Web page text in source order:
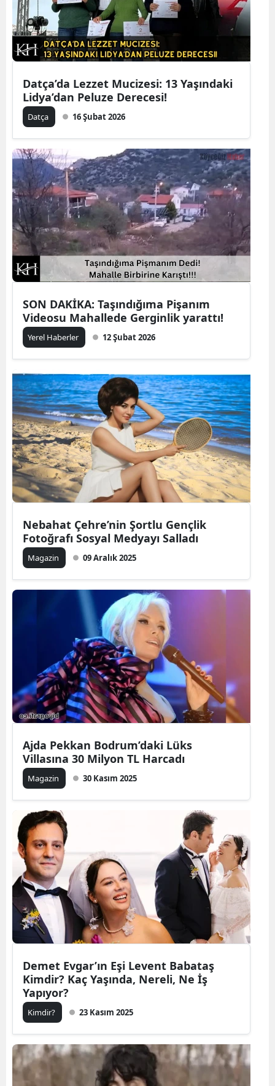
Datça’da Lezzet Mucizesi: 13 Yaşındaki
Lidya’dan Peluze Derecesi!
Datça 16 Şubat 2026
SON DAKİKA: Taşındığıma Pişanım
Videosu Mahallede Gerginlik yarattı!
Yerel Haberler 12 Şubat 2026
Nebahat Çehre’nin Şortlu Gençlik
Fotoğrafı Sosyal Medyayı Salladı
Magazin 09 Aralık 2025
Ajda Pekkan Bodrum’daki Lüks
Villasına 30 Milyon TL Harcadı
Magazin 30 Kasım 2025
Demet Evgar’ın Eşi Levent Babataş
Kimdir? Kaç Yaşında, Nereli, Ne İş
Yapıyor?
Kimdir? 23 Kasım 2025